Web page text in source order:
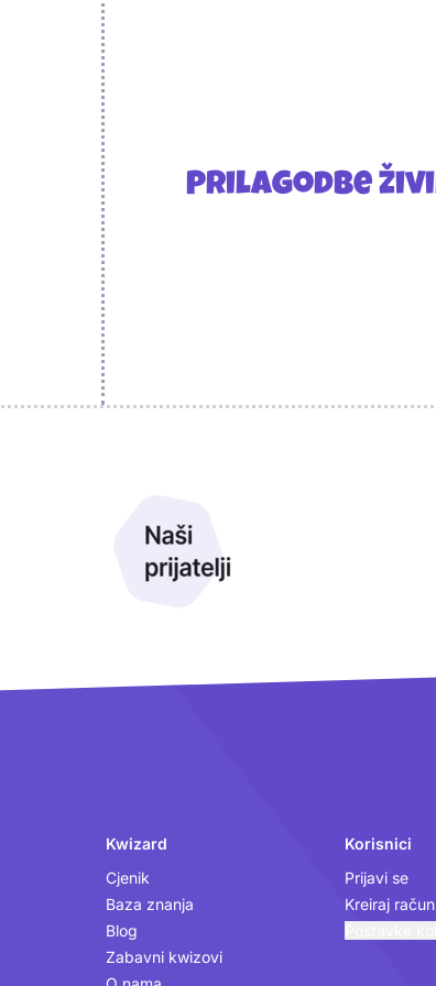
Prilagodbe
Kwizard
Cjenik
Baza znanja
Blog
Zabavni kwizovi
Korisnici
Prijavi se
Kreiraj račun